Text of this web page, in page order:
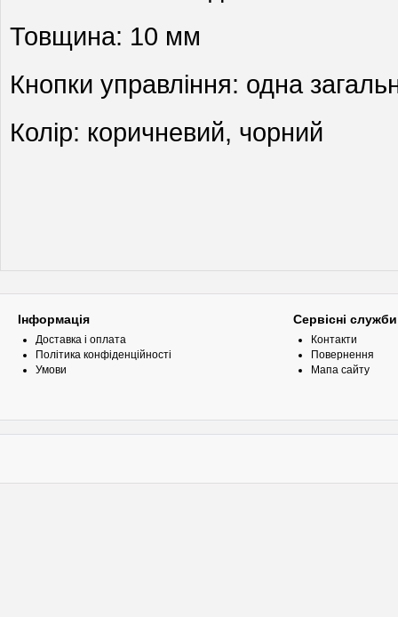
Товщина: 10 мм
Кнопки управління: одна
Колір: коричневий, чорний
Інформація
Доставка і оплата
Політика конфіденційності
Умови
Сервісні служби
Контакти
Повернення
Мапа сайту